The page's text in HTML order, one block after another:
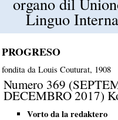
Linguo
PROGRESO
fondita da Louis Couturat, 1908
Numero 369
DECEMBRO 2017)
Vorto da la redaktero